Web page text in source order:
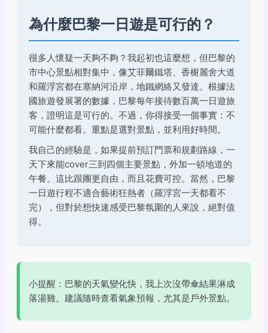
為什麼巴黎一日遊是可行的？
很多人懷疑一天夠不夠？我起初也這麼想，但巴黎的
市中心景點相對集中，像艾菲爾鐵塔、香榭麗舍大道
和羅浮宮都在塞納河沿岸，地鐵網絡又發達。根據法
國旅遊發展署的數據，巴黎每年接待數百萬一日遊旅
客，證明這是可行的。不過，你得接受一個事實：不
可能什麼都看。重點是選對景點，並利用好時間。
我自己的經驗是，如果提前預訂門票和規劃路線，一
天下來能cover三到四個主要景點，外加一頓地道的
午餐。這比跟團更自由，而且花費可控。當然，巴黎
一日遊行程不適合藝術狂熱者（羅浮宮一天都看不
完），但對於想快速感受巴黎氛圍的人來說，絕對值
得。
小提醒：巴黎的天氣變化快，我上次沒帶傘結果淋成
落湯雞。建議隨時查看氣象預報，尤其是戶外景點。